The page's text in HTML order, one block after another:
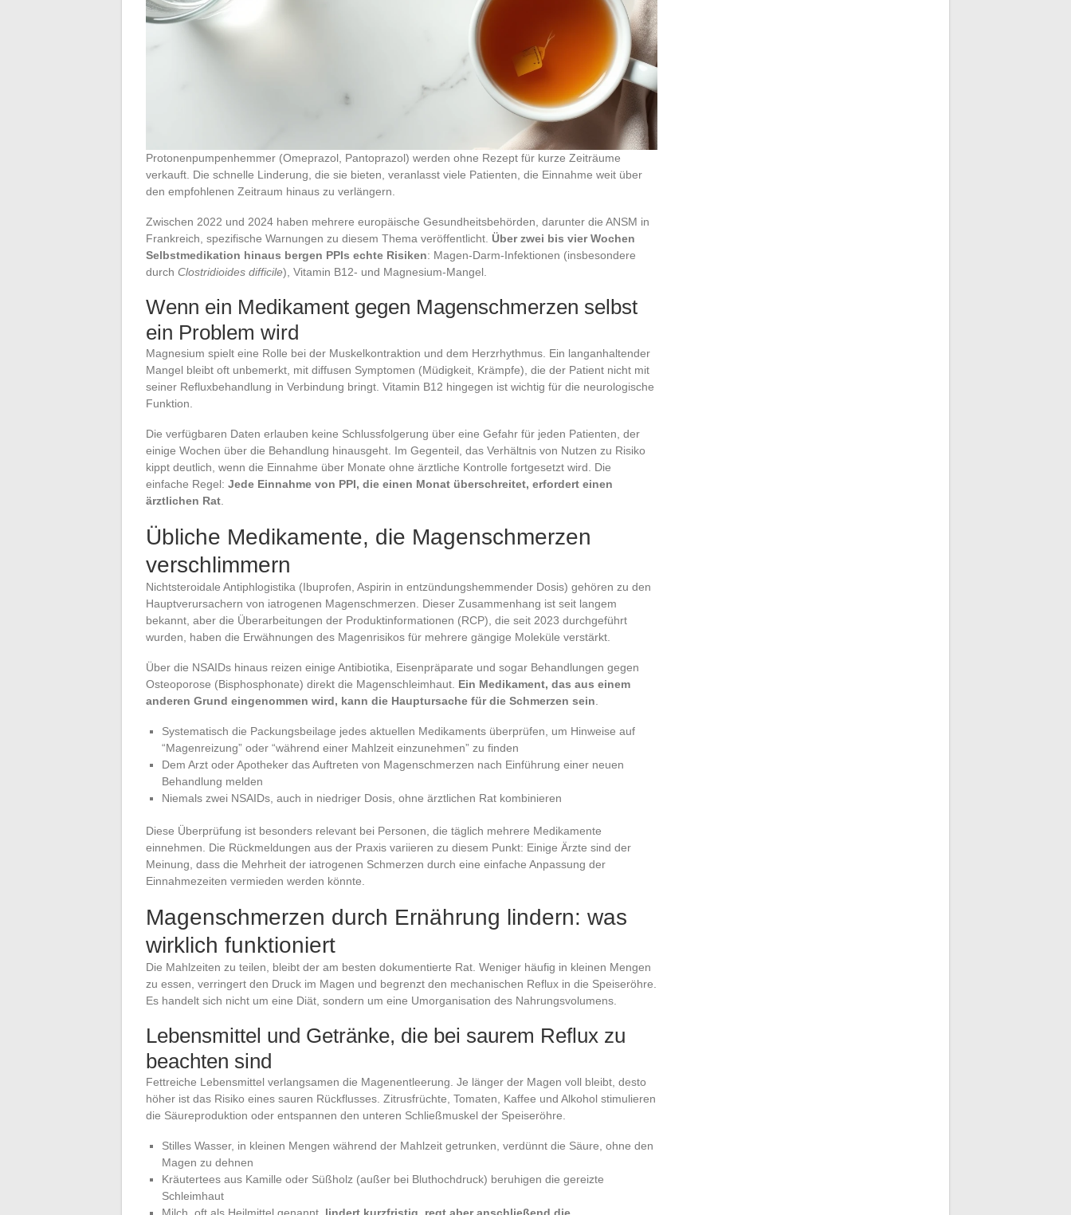
Protonenpumpenhemmer (Omeprazol, Pantoprazol) werden ohne Rezept für kurze Zeiträume
verkauft. Die schnelle Linderung, die sie bieten, veranlasst viele Patienten, die Einnahme weit über
den empfohlenen Zeitraum hinaus zu verlängern.
Zwischen 2022 und 2024 haben mehrere europäische Gesundheitsbehörden, darunter die ANSM in
Frankreich, spezifische Warnungen zu diesem Thema veröffentlicht. Über zwei bis vier Wochen
Selbstmedikation hinaus bergen PPIs echte Risiken: Magen-Darm-Infektionen (insbesondere
durch Clostridioides difficile), Vitamin B12- und Magnesium-Mangel.
Wenn ein Medikament gegen Magenschmerzen selbst
ein Problem wird
Magnesium spielt eine Rolle bei der Muskelkontraktion und dem Herzrhythmus. Ein langanhaltender
Mangel bleibt oft unbemerkt, mit diffusen Symptomen (Müdigkeit, Krämpfe), die der Patient nicht mit
seiner Refluxbehandlung in Verbindung bringt. Vitamin B12 hingegen ist wichtig für die neurologische
Funktion.
Die verfügbaren Daten erlauben keine Schlussfolgerung über eine Gefahr für jeden Patienten, der
einige Wochen über die Behandlung hinausgeht. Im Gegenteil, das Verhältnis von Nutzen zu Risiko
kippt deutlich, wenn die Einnahme über Monate ohne ärztliche Kontrolle fortgesetzt wird. Die
einfache Regel: Jede Einnahme von PPI, die einen Monat überschreitet, erfordert einen
ärztlichen Rat
Übliche Medikamente, die Magenschmerzen
verschlimmern
Nichtsteroidale Antiphlogistika (Ibuprofen, Aspirin in entzündungshemmender Dosis) gehören zu den
Hauptverursachern von iatrogenen Magenschmerzen. Dieser Zusammenhang ist seit langem
bekannt, aber die Überarbeitungen der Produktinformationen (RCP), die seit 2023 durchgeführt
wurden, haben die Erwähnungen des Magenrisikos für mehrere gängige Moleküle verstärkt.
Über die NSAIDs hinaus reizen einige Antibiotika, Eisenpräparate und sogar Behandlungen gegen
Osteoporose (Bisphosphonate) direkt die Magenschleimhaut. Ein Medikament, das aus einem
anderen Grund eingenommen wird, kann die Hauptursache für die Schmerzen sein
Systematisch die Packungsbeilage jedes aktuellen Medikaments überprüfen, um Hinweise auf
“Magenreizung” oder “während einer Mahlzeit einzunehmen” zu finden
Dem Arzt oder Apotheker das Auftreten von Magenschmerzen nach Einführung einer neuen
Behandlung melden
Niemals zwei NSAIDs, auch in niedriger Dosis, ohne ärztlichen Rat kombinieren
Diese Überprüfung ist besonders relevant bei Personen, die täglich mehrere Medikamente
einnehmen. Die Rückmeldungen aus der Praxis variieren zu diesem Punkt: Einige Ärzte sind der
Meinung, dass die Mehrheit der iatrogenen Schmerzen durch eine einfache Anpassung der
Einnahmezeiten vermieden werden könnte.
Magenschmerzen durch Ernährung lindern: was
wirklich funktioniert
Die Mahlzeiten zu teilen, bleibt der am besten dokumentierte Rat. Weniger häufig in kleinen Mengen
zu essen, verringert den Druck im Magen und begrenzt den mechanischen Reflux in die Speiseröhre.
Es handelt sich nicht um eine Diät, sondern um eine Umorganisation des Nahrungsvolumens.
Lebensmittel und Getränke, die bei saurem Reflux zu
beachten sind
Fettreiche Lebensmittel verlangsamen die Magenentleerung. Je länger der Magen voll bleibt, desto
höher ist das Risiko eines sauren Rückflusses. Zitrusfrüchte, Tomaten, Kaffee und Alkohol stimulieren
die Säureproduktion oder entspannen den unteren Schließmuskel der Speiseröhre.
Stilles Wasser, in kleinen Mengen während der Mahlzeit getrunken, verdünnt die Säure, ohne den
Magen zu dehnen
Kräutertees aus Kamille oder Süßholz (außer bei Bluthochdruck) beruhigen die gereizte
Schleimhaut
Milch, oft als Heilmittel genannt, lindert kurzfristig, regt aber anschließend die